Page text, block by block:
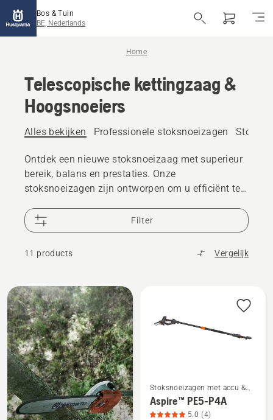
Bos & Tuin
BE, Nederlands
Home
Telescopische kettingzaag &
Hoogsnoeiers
Alles bekijken Professionele stoksnoeizagen
Ontdek een nieuwe stoksnoeizaag met superieur
bereik, balans en prestaties. Onze
stoksnoeizagen zijn ontworpen om u efficiënt te
behalen. Kies uit ons assortiment benzine- en
accustoksnoeizagen, geschikt voor zowel
huishoudelijk als professioneel gebruik.
Filter
11 products Vergelijk
Alle
producten
Bekijk
Stoksnoeizagen met accu &
elektrische stoksnoeizagen
Aspire™ PE5-P4A
5.0 (4)